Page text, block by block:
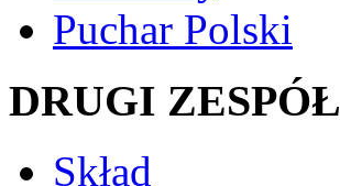
Puchar Polski
DRUGI ZESPÓŁ
Skład